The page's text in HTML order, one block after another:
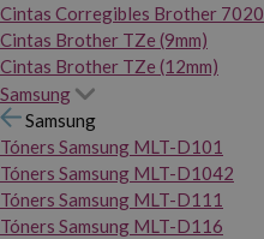
Cintas Corregibles Brother 7020
Cintas Brother TZe (9mm)
Cintas Brother TZe (12mm)
Samsung
Samsung
Tóners Samsung MLT-D101
Tóners Samsung MLT-D1042
Tóners Samsung MLT-D111
Tóners Samsung MLT-D116